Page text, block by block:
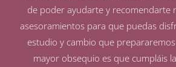
de poder ayudarte y recomendarte
asesoramientos para que puedas
estudio y cambio que
mayor obsequio es que cumpláis